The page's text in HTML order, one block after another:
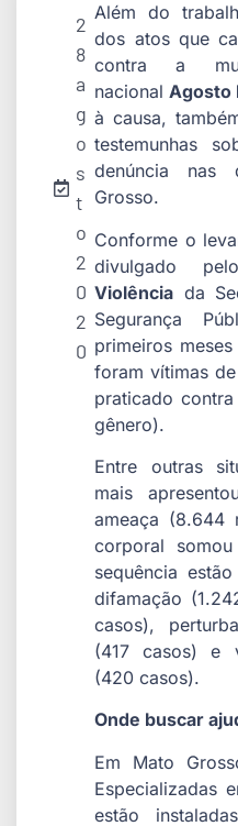
2
8
a
g
o
s
t
o
2
0
2
0
Além do
dos atos que
contra a
nacionalAgosto
à causa,
testemunhas
denúncia nas
Grosso.
Conforme o
divulgado
Violência da
Segurança
primeiros
foram vítimas
praticado
gênero).
Entre outras
mais
ameaça (8.644
corporal
sequência
difamação
casos),
(417 casos) e
(420 casos).
Onde buscar
Em Mato
Especializadas
estão